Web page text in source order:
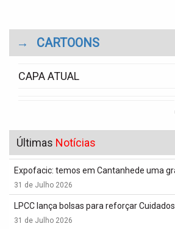
→ CARTOONS
CAPA ATUAL
Últimas Notícias
Expofacic: temos em Cantanhede uma
31 de Julho 2026
LPCC lança bolsas para reforçar
31 de Julho 2026